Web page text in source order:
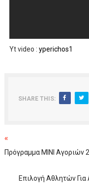
Yt video : yperichos1
SHARE THIS:
«
Πρόγραμμα ΜΙΝΙ Αγοριών
Επιλογή Αθλητών